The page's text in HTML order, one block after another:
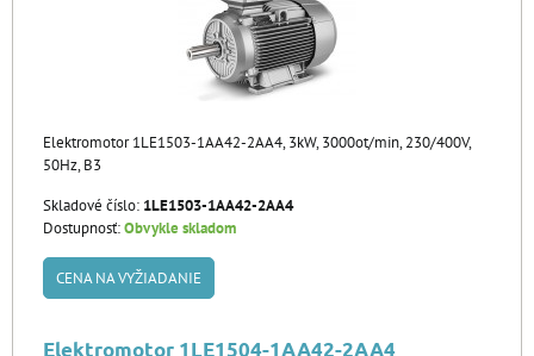
Elektromotor 1LE1503-1AA42-2AA4, 3kW, 3000ot/min, 230/400V,
50Hz, B3
Skladové číslo: 1LE1503-1AA42-2AA4
Dostupnosť:Obvykle skladom
CENA NA VYŽIADANIE
Elektromotor 1LE1504-1AA42-2AA4